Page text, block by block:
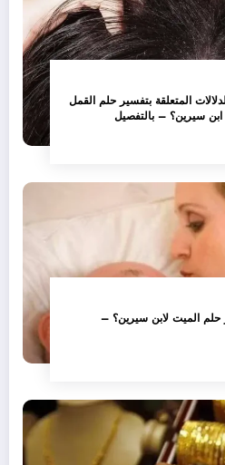
المتعلقة بتفسير حلم القمل
سيرين؟ – بالتفصيل
الميت لابن سيرين؟ –